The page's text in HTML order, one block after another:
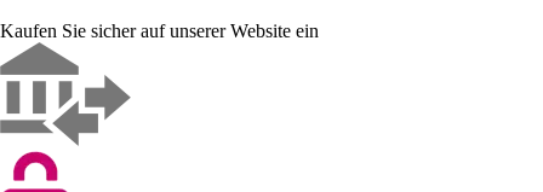
Kaufen Sie sicher auf unserer Website ein